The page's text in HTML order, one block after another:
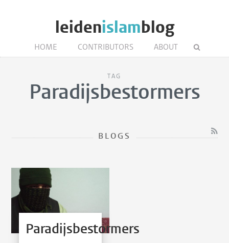
leidenislamblog
HOME CONTRIBUTORS ABOUT
TAG
Paradijsbestormers
BLOGS
Paradijsbestormers